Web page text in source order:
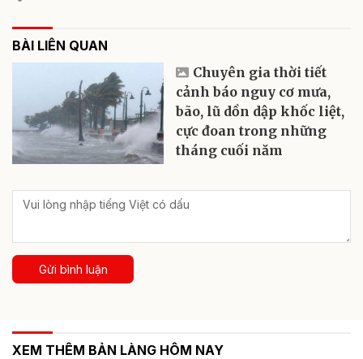
BÀI LIÊN QUAN
Chuyên gia thời tiết
cảnh báo nguy cơ mưa,
bão, lũ dồn dập khốc liệt,
cực đoan trong những
tháng cuối năm
Gửi bình luận
XEM THÊM BẢN LÀNG HÔM NAY